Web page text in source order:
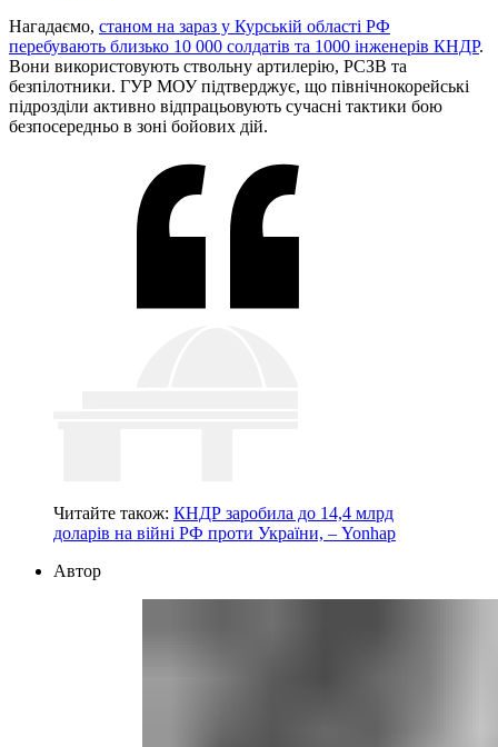
Нагадаємо, станом на зараз у Курській області РФ
перебувають близько 10 000 солдатів та 1000 інженерів КНДР.
Вони використовують ствольну артилерію, РСЗВ та
безпілотники. ГУР МОУ підтверджує, що північнокорейські
підрозділи активно відпрацьовують сучасні тактики бою
безпосередньо в зоні бойових дій.
Читайте також: КНДР заробила до 14,4 млрд
доларів на війні РФ проти України, – Yonhap
Автор